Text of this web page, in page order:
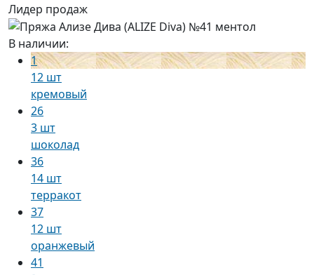
Лидер продаж
В наличии:
1
12 шт
кремовый
26
3 шт
шоколад
36
14 шт
терракот
37
12 шт
оранжевый
41